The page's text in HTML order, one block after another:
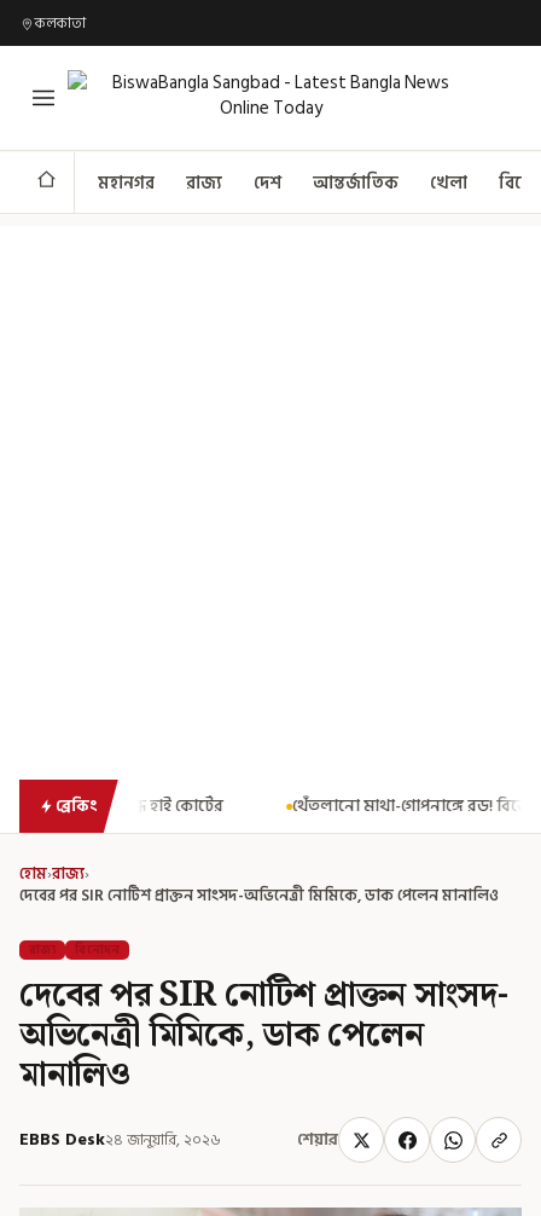
কলকাতা
মহানগর রাজ্য দেশ আন্তর্জাতিক খেলা
ব্রেকিংথেঁতলানো মাথা-গোপনাঙ্গে রড! বিজেপিশাসিত অসমে নাবালিকার
হোম›রাজ্য›
দেবের পর SIR নোটিশ প্রাক্তন সাংসদ-অভিনেত্রী মিমিকে, ডাক পেলেন মানালিও
রাজ্য বিনোদন
দেবের পর SIR নোটিশ প্রাক্তন সাংসদ-
অভিনেত্রী মিমিকে, ডাক পেলেন
মানালিও
EBBS Desk২৪ জানুয়ারি, ২০২৬ শেয়ার